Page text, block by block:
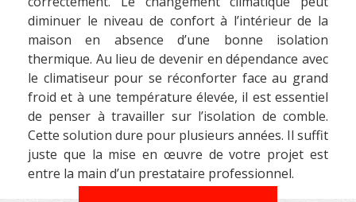
diminuer le niveau de confort à l’intérieur de la
maison en absence d’une bonne isolation
thermique. Au lieu de devenir en dépendance avec
le climatiseur pour se réconforter face au grand
froid et à une température élevée, il est essentiel
de penser à travailler sur l’isolation de comble.
Cette solution dure pour plusieurs années. Il suffit
juste que la mise en œuvre de votre projet est
entre la main d’un prestataire professionnel.